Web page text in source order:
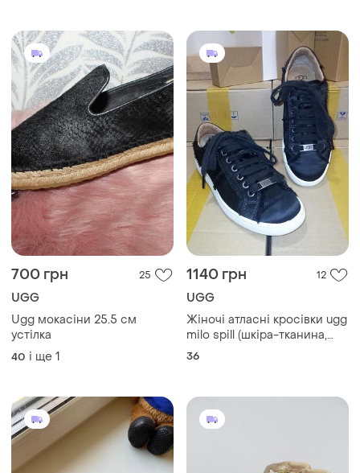
700 грн 25
UGG
Ugg мокасіни 25.5 см
устілка
40 і ще 1
1140 грн 12
UGG
Жіночі атласні кросівки ugg
milo spill (шкіра-тканина,
італія)
36